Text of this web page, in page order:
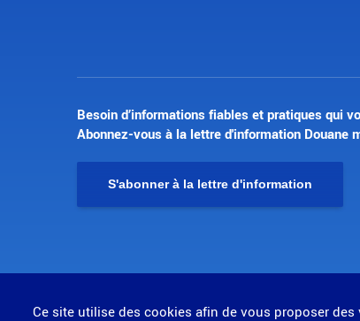
Ce site utilise des cookies afin de vous proposer
Besoin d’informations fiables et pratiques qui
Abonnez-vous à la lettre d'information Douane
S'abonner à la lettre d'information